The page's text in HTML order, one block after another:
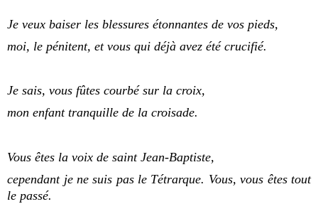
Je veux baiser les blessures étonnantes de vos pieds,
moi, le pénitent, et vous qui déjà avez été crucifié.
Je sais, vous fûtes courbé sur la croix,
mon enfant tranquille de la croisade.
Vous êtes la voix de saint Jean-Baptiste,
cependant je ne suis pas le Tétrarque. Vous, vous êtes tout
le passé.